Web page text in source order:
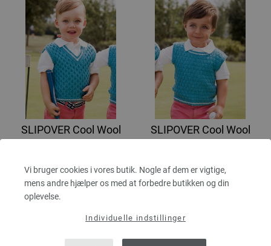
Vi bruger cookies i vores butik. Nogle af dem er vigtige,
mens andre hjælper os med at forbedre butikken og din
oplevelse.
Individuelle indstillinger
SLIPOVER Cool Wool
eks. moms, med tillæg af
forsendelsesomkostninger
SLIPOVER Cool Wool
eks. moms, med tillæg af
forsendelsesomkostninger